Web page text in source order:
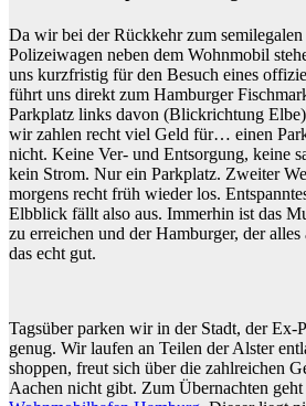
Da wir bei der Rückkehr zum
Polizeiwagen neben dem Wohnmobil
uns kurzfristig für den Besuch eines
führt uns direkt zum Hamburger
Parkplatz links davon (Blickrichtung
wir zahlen recht viel Geld für… einen
nicht. Keine Ver- und Entsorgung, keine
kein Strom. Nur ein Parkplatz. Zweiter
morgens recht früh wieder los.
Elbblick fällt also aus. Immerhin ist das
zu erreichen und der Hamburger, der
das echt gut.
Tagsüber parken wir in der Stadt, der Ex-
genug. Wir laufen an Teilen der Alster
shoppen, freut sich über die zahlreichen
Aachen nicht gibt. Zum Übernachten geht